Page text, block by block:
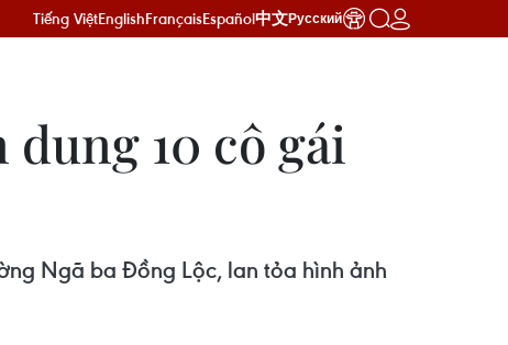
Tiếng ViệtEnglishFrançaisEspañol中文Русский
10 cô gái
Ngã ba Đồng Lộc, lan tỏa hình ảnh